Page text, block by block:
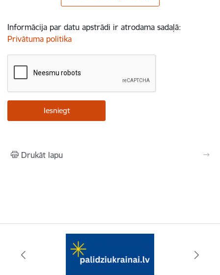
Informācija par datu apstrādi ir atrodama sadaļā:
Privātuma politika
Drukāt lapu